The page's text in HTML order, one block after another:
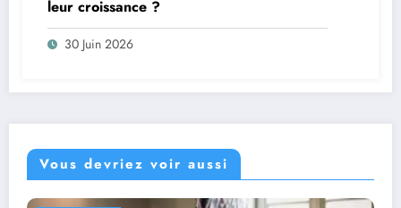
leur croissance ?
30 Juin 2026
Vous devriez voir aussi